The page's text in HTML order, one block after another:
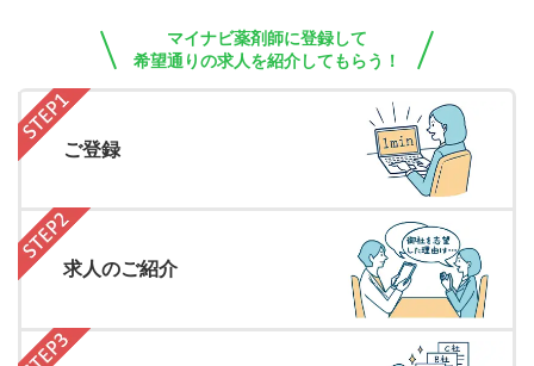
マイナビ薬剤師に登録して
希望通りの求人を紹介してもらう！
ご登録
求人のご紹介